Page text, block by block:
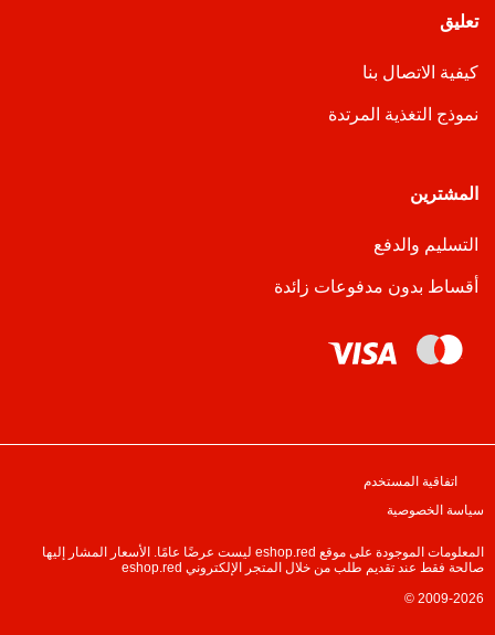
تعليق
كيفية الاتصال بنا
نموذج التغذية المرتدة
المشترين
التسليم والدفع
أقساط بدون مدفوعات زائدة
اتفاقية المستخدم
سياسة الخصوصية
المعلومات الموجودة على موقع eshop.red ليست عرضًا عامًا. الأسعار المشار إليها
صالحة فقط عند تقديم طلب من خلال المتجر الإلكتروني eshop.red
© 2009-2026